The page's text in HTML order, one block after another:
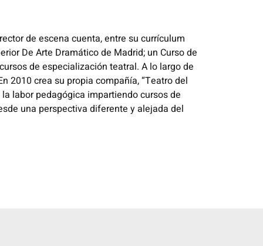
de escena cuenta, entre su currículum
De Arte Dramático de Madrid; un Curso de
de especialización teatral. A lo largo de
2010 crea su propia compañía, “Teatro del
labor pedagógica impartiendo cursos de
una perspectiva diferente y alejada del